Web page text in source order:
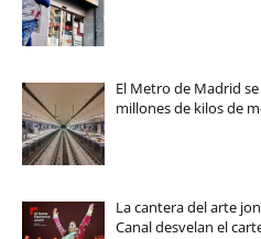
El Metro de Madrid
millones de kilos de
La cantera del arte
Canal desvelan el